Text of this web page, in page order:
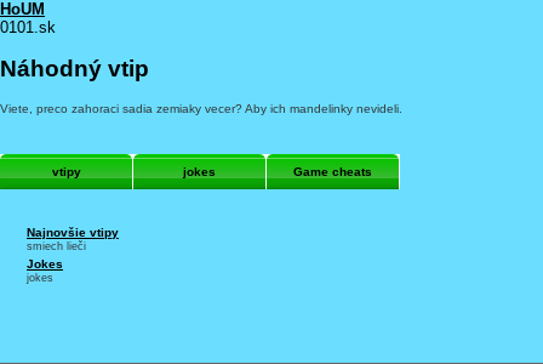
HoUM
0101.sk
Náhodný vtip
Viete, preco zahoraci sadia zemiaky vecer? Aby ich mandelinky nevideli.
vtipy jokes Game cheats
Najnovšie vtipy
smiech lieči
Jokes
jokes